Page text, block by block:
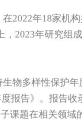
2022年18家机
2023年研究组
生物多样性保护
报告》。报告收
课题在相关领域